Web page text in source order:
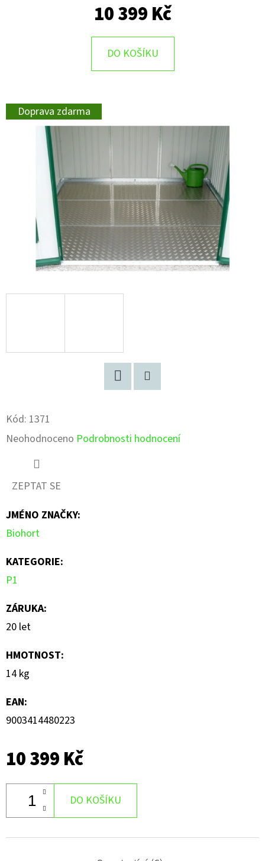
10 399 Kč
DO KOŠÍKU
Doprava zdarma
Kód: 1371
Průměrné
hodnocení
0,0
z
5
hvězdiček.
Neohodnoceno Podrobnosti hodnocení
ZEPTAT SE
JMÉNO ZNAČKY:
Biohort
KATEGORIE:
P1
ZÁRUKA:
20 let
HMOTNOST:
14 kg
EAN:
9003414480223
10 399 Kč
DO KOŠÍKU